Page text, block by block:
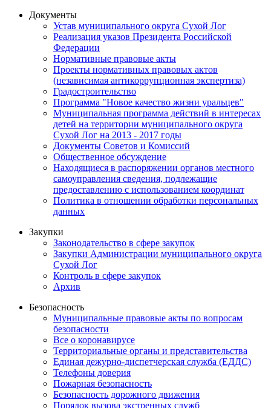
Документы
Устав муниципального округа Сухой Лог
Реализация указов Президента Российской
Федерации
Нормативные правовые акты
Проекты нормативных правовых актов
(независимая антикоррупционная экспертиза)
Градостроительство
Программа "Новое качество жизни уральцев"
Муниципальная программа действий в интересах
детей на территории муниципального округа
Сухой Лог на 2013 - 2017 годы
Документы Советов и Комиссий
Общественное обсуждение
Находящиеся в распоряжении органов местного
самоуправления сведения, подлежащие
предоставлению с использованием координат
Политика в отношении обработки персональных
данных
Закупки
Законодательство в сфере закупок
Закупки Администрации муниципального округа
Сухой Лог
Контроль в сфере закупок
Архив
Безопасность
Муниципальные правовые акты по вопросам
безопасности
Все о коронавирусе
Территориальные органы и представительства
Единая дежурно-диспетчерская служба (ЕДДС)
Телефоны доверия
Пожарная безопасность
Безопасность дорожного движения
Порядок вызова экстренных служб